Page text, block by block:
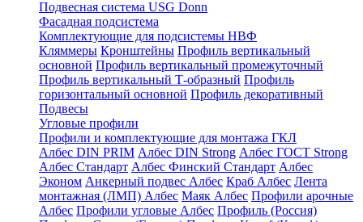
Подвесная система USG Donn
Фасадная подсистема
Комплектующие для подсистемы НВФ
Кляммеры Кронштейны Профиль вертикальный
основной Профиль вертикальный промежуточный
Профиль вертикальный Т-образный Профиль
горизонтальный основной Профиль декоративный
Подвесы
Угловые профили
Профили и комплектующие для монтажа ГКЛ
Албес DIN PRIM Албес DIN Strong Албес ГОСТ Strong
Албес Стандарт Албес Финский Стандарт Албес
Эконом Анкерный подвес Албес Краб Албес Лента
монтажная (ЛМП) Албес Маяк Албес Профили арочные
Албес Профили угловые Албес Профиль (Россия)